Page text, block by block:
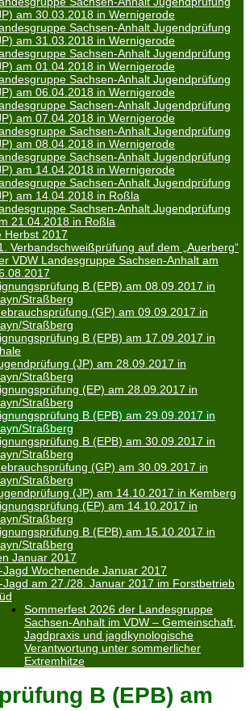
am 30.03.2018 in Wernigerode
Sachsen-Anhalt Jugendprüfung
am 31.03.2018 in Wernigerode
Sachsen-Anhalt Jugendprüfung
am 01.04.2018 in Wernigerode
Sachsen-Anhalt Jugendprüfung
am 06.04.2018 in Wernigerode
Sachsen-Anhalt Jugendprüfung
am 07.04.2018 in Wernigerode
Sachsen-Anhalt Jugendprüfung
am 08.04.2018 in Wernigerode
Sachsen-Anhalt Jugendprüfung
am 14.04.2018 in Wernigerode
Sachsen-Anhalt Jugendprüfung
am 14.04.2018 in Roßla
Sachsen-Anhalt Jugendprüfung
21.04.2018 in Roßla
Herbst 2017
Verbandschweißprüfung auf dem „Auerberg“
VDW Landesgruppe Sachsen-Anhalt am
B (EPB) am 08.09.2017 in
Straßberg
(GP) am 09.09.2017 in
Straßberg
B (EPB) am 17.09.2017 in
(JP) am 28.09.2017 in
Straßberg
(EP) am 28.09.2017 in
Straßberg
B (EPB) am 29.09.2017 in
Straßberg
B (EPB) am 30.09.2017 in
Straßberg
(GP) am 30.09.2017 in
Straßberg
(JP) am 14.10.2017 in Kemberg
(EP) am 14.10.2017 in
Straßberg
B (EPB) am 15.10.2017 in
Straßberg
Januar 2017
Jagd Wochenende Januar 2017
Jagd am 27./28. Januar 2017 im Forstbetrieb
Sommerfest 2026 der Landesgruppe
Sachsen-Anhalt im VDW – Gemeinschaft,
Jagdpraxis und jagdkynologische
Verantwortung unter sommerlicher
Extremhitze
B (EPB) am